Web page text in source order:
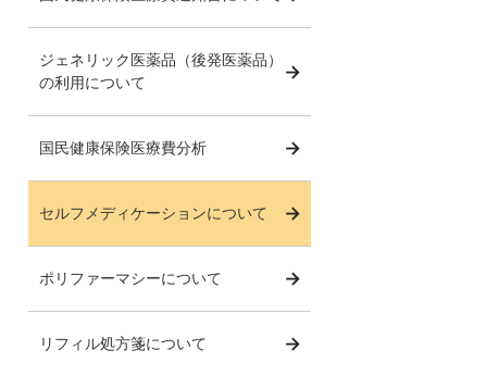
ジェネリック医薬品（後発医薬品）
の利用について
国民健康保険医療費分析
セルフメディケーションについて
ポリファーマシーについて
リフィル処方箋について